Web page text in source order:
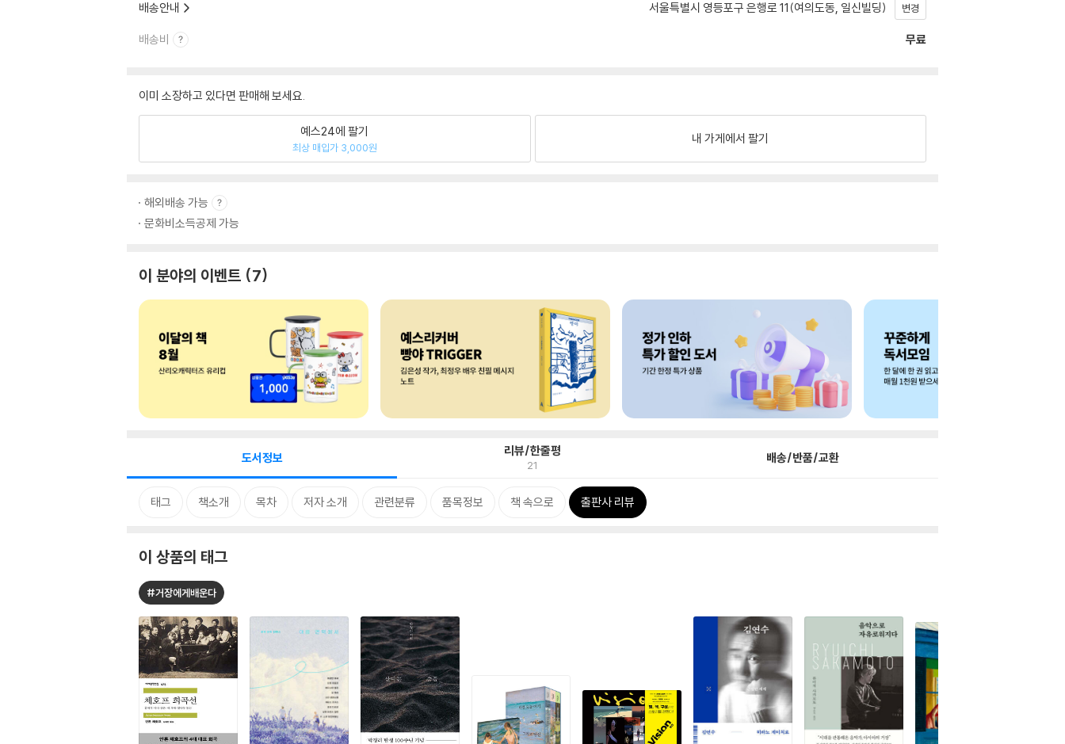
배송안내 서울특별시 영등포구 은행로 11(여의도동, 일신빌딩) 변경
배송비 무료
이미 소장하고 있다면 판매해 보세요.
예스24에 팔기
최상 매입가 3,000원
내 가게에서 팔기
해외배송 가능
문화비소득공제 가능
이 분야의 이벤트 7
도서정보 리뷰/한줄평
21 배송/반품/교환
태그 책소개 목차 저자 소개 관련분류 품목정보 책 속으로 출판사 리뷰
이 상품의 태그
#거장에게배운다